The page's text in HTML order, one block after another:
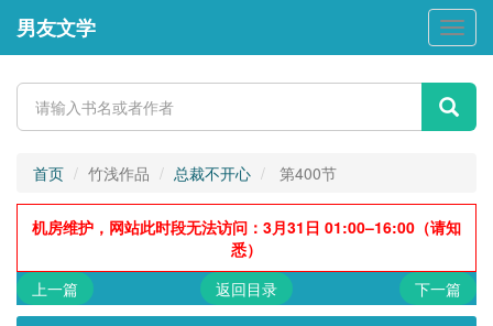
男
友
学
男友文学
首页 竹浅作品 总裁不开心 第400节
机房维护，网站此时段无法访问：3月31日 01:00–16:00（请知
悉）
上一篇
返回目录 下一篇